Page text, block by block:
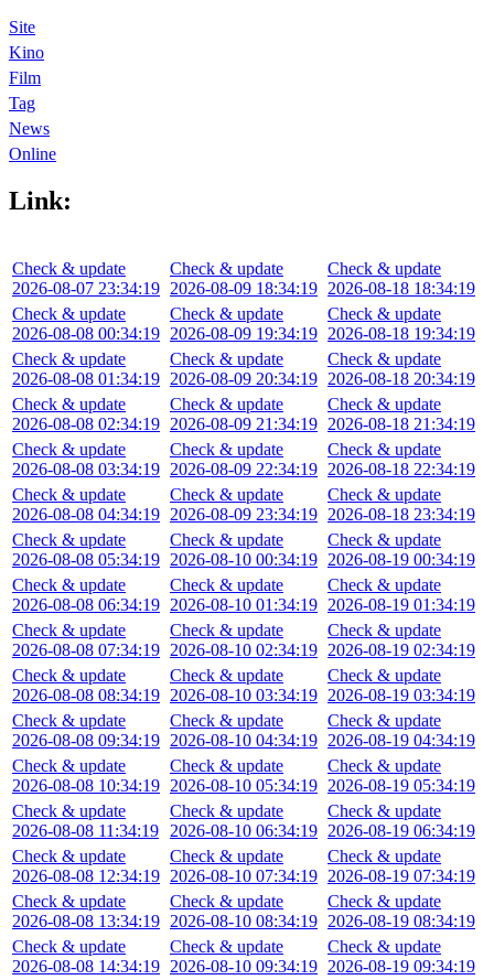
Site
Kino
Film
Tag
News
Online
Link:
Check & update
2026-08-07 23:34:19
Check & update
2026-08-08 00:34:19
Check & update
2026-08-08 01:34:19
Check & update
2026-08-08 02:34:19
Check & update
2026-08-08 03:34:19
Check & update
2026-08-08 04:34:19
Check & update
2026-08-08 05:34:19
Check & update
2026-08-08 06:34:19
Check & update
2026-08-08 07:34:19
Check & update
2026-08-08 08:34:19
Check & update
2026-08-08 09:34:19
Check & update
2026-08-08 10:34:19
Check & update
2026-08-08 11:34:19
Check & update
2026-08-08 12:34:19
Check & update
2026-08-08 13:34:19
Check & update
2026-08-08 14:34:19
Check & update
2026-08-09 18:34:19
Check & update
2026-08-09 19:34:19
Check & update
2026-08-09 20:34:19
Check & update
2026-08-09 21:34:19
Check & update
2026-08-09 22:34:19
Check & update
2026-08-09 23:34:19
Check & update
2026-08-10 00:34:19
Check & update
2026-08-10 01:34:19
Check & update
2026-08-10 02:34:19
Check & update
2026-08-10 03:34:19
Check & update
2026-08-10 04:34:19
Check & update
2026-08-10 05:34:19
Check & update
2026-08-10 06:34:19
Check & update
2026-08-10 07:34:19
Check & update
2026-08-10 08:34:19
Check & update
2026-08-10 09:34:19
Check & update
2026-08-18 18:34:19
Check & update
2026-08-18 19:34:19
Check & update
2026-08-18 20:34:19
Check & update
2026-08-18 21:34:19
Check & update
2026-08-18 22:34:19
Check & update
2026-08-18 23:34:19
Check & update
2026-08-19 00:34:19
Check & update
2026-08-19 01:34:19
Check & update
2026-08-19 02:34:19
Check & update
2026-08-19 03:34:19
Check & update
2026-08-19 04:34:19
Check & update
2026-08-19 05:34:19
Check & update
2026-08-19 06:34:19
Check & update
2026-08-19 07:34:19
Check & update
2026-08-19 08:34:19
Check & update
2026-08-19 09:34:19